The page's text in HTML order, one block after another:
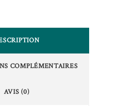
COMPLÉMENTAIRES
AVIS (0)